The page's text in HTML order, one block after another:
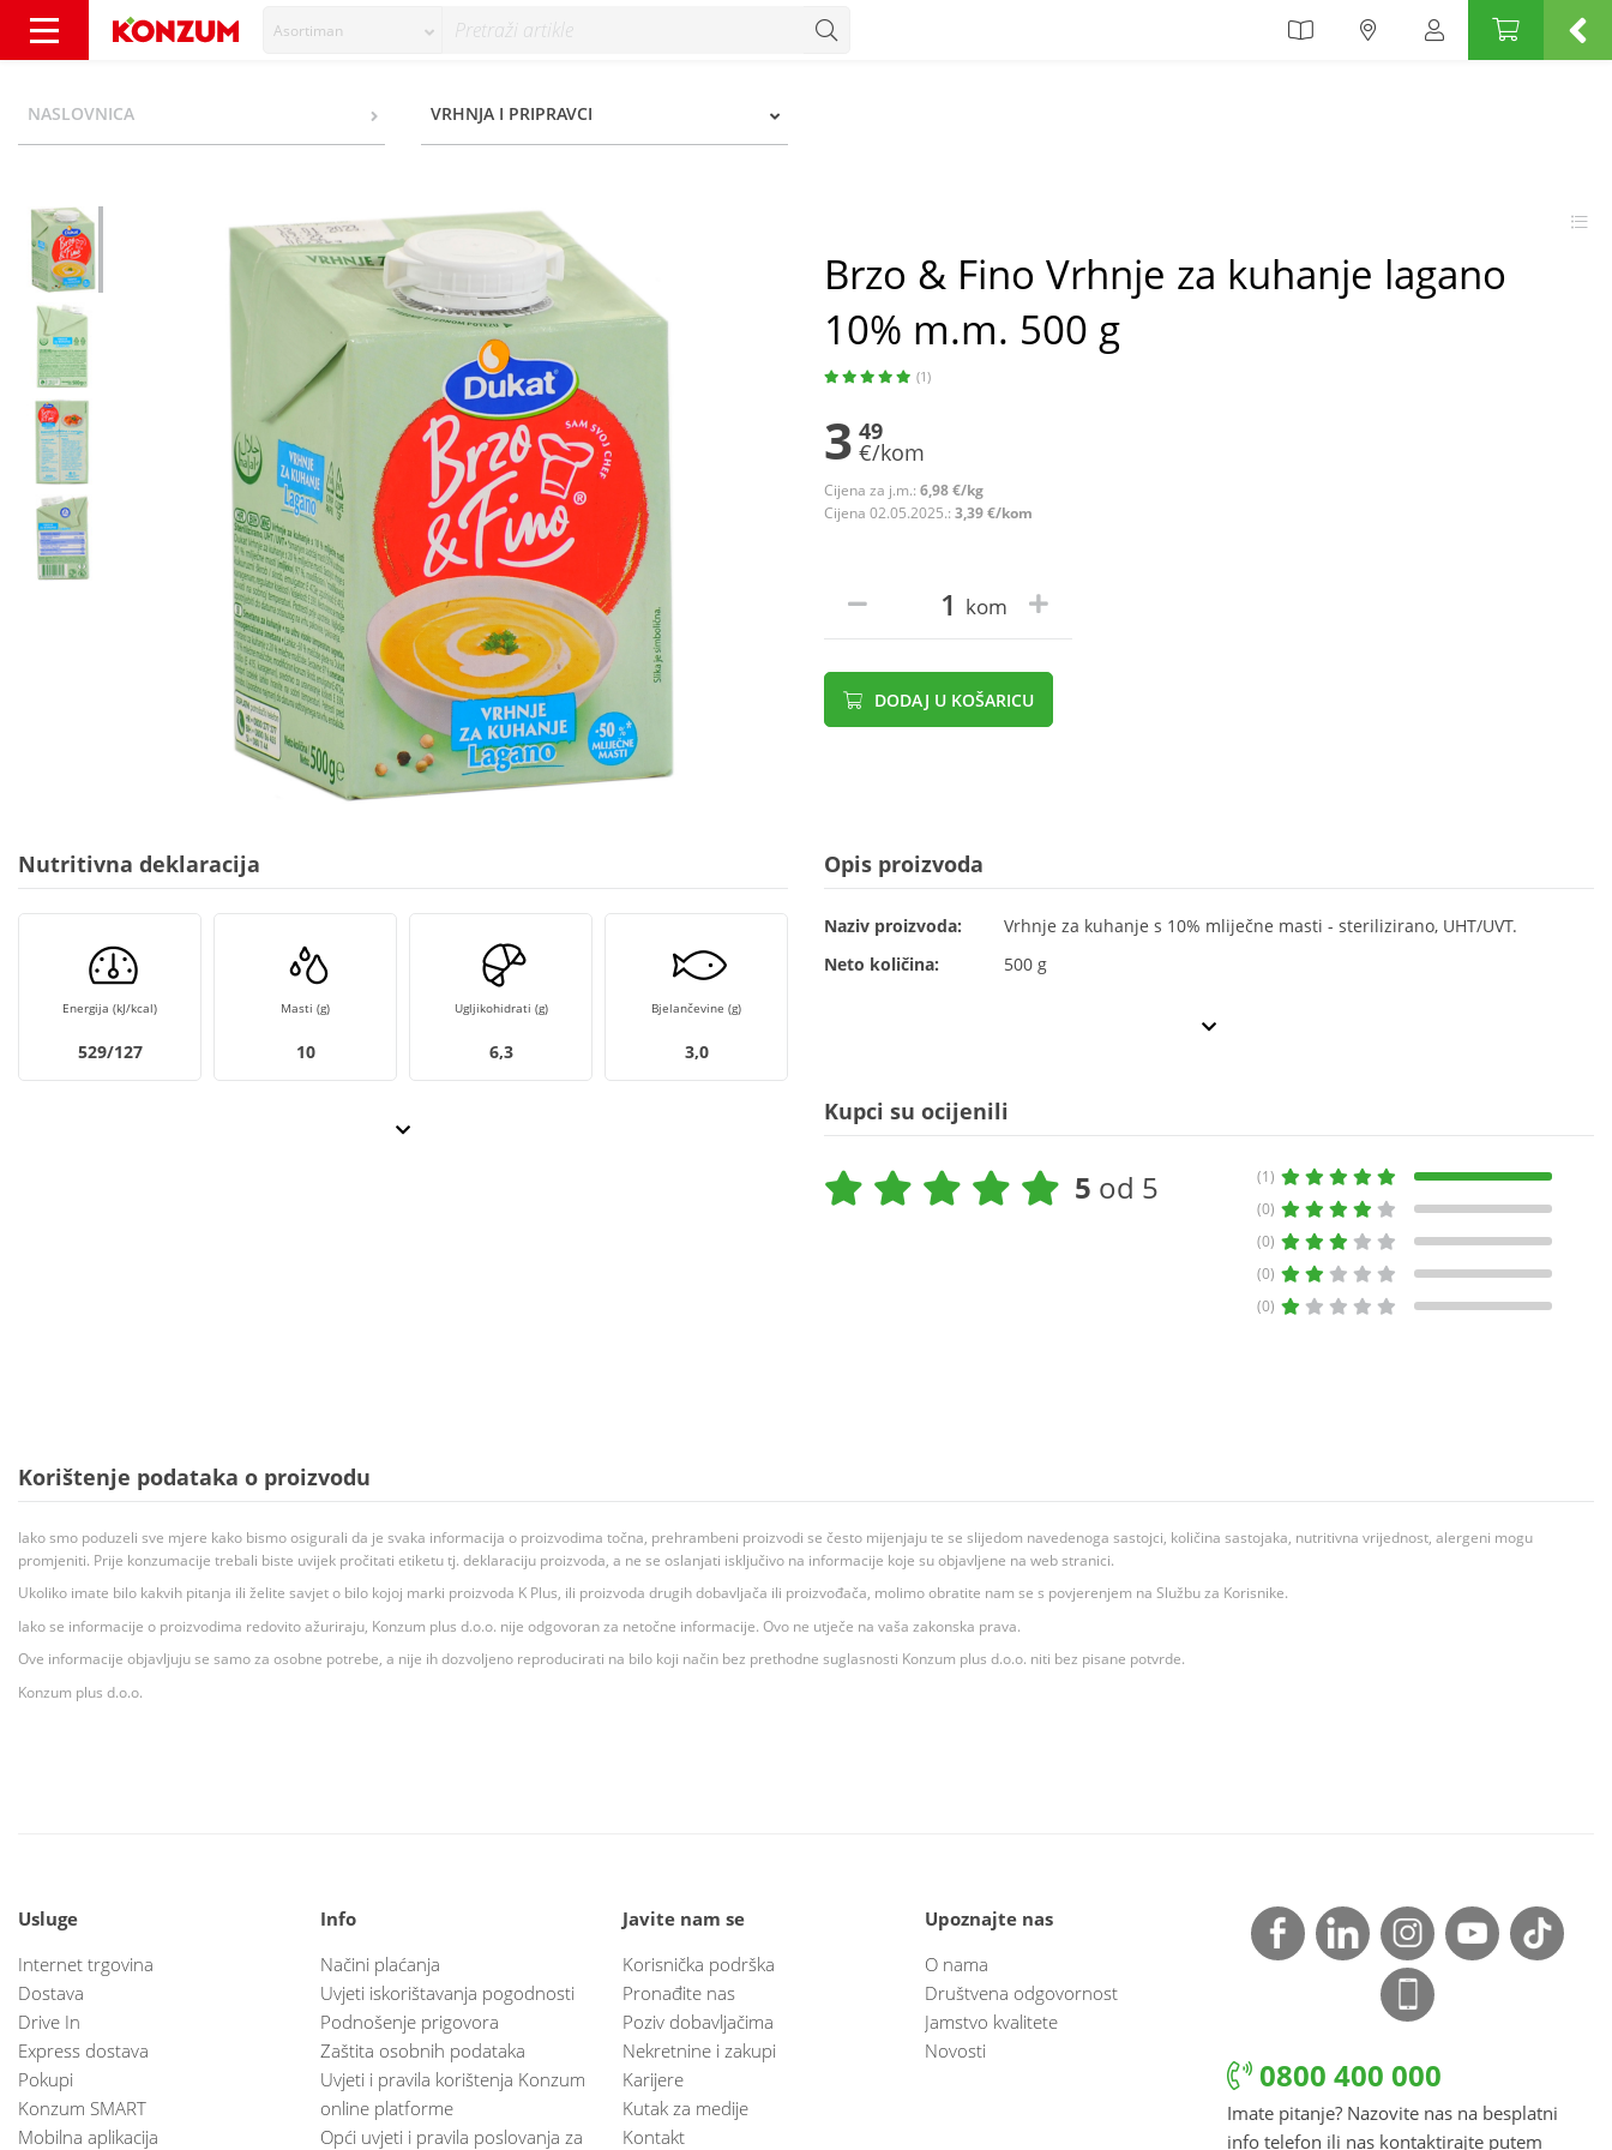
Asortiman
NASLOVNICA VRHNJA I PRIPRAVCI
Brzo & Fino Vrhnje za kuhanje lagano
10% m.m. 500 g
(1)
3 49
€/kom
Cijena za j.m.: 6,98 €/kg
Cijena 02.05.2025.: 3,39 €/kom
kom
DODAJ U KOŠARICU
Nutritivna deklaracija
Energija (kJ/kcal)
529/127
Masti (g)
10
Ugljikohidrati (g)
6,3
Bjelančevine (g)
3,0
Opis proizvoda
Naziv proizvoda:
Vrhnje za kuhanje s 10% mliječne masti - sterilizirano, UHT/UVT.
Neto količina:
500 g
Kupci su ocijenili
5 od 5
(1)
(0)
(0)
(0)
(0)
Korištenje podataka o proizvodu
Iako smo poduzeli sve mjere kako bismo osigurali da je svaka informacija o proizvodima točna, prehrambeni proizvodi se često mijenjaju te se slijedom navedenoga sastojci, količina sastojaka, nutritivna vrijednost, alergeni mogu
promjeniti. Prije konzumacije trebali biste uvijek pročitati etiketu tj. deklaraciju proizvoda, a ne se oslanjati isključivo na informacije koje su objavljene na web stranici.
Ukoliko imate bilo kakvih pitanja ili želite savjet o bilo kojoj marki proizvoda K Plus, ili proizvoda drugih dobavljača ili proizvođača, molimo obratite nam se s povjerenjem na Službu za Korisnike.
Iako se informacije o proizvodima redovito ažuriraju, Konzum plus d.o.o. nije odgovoran za netočne informacije. Ovo ne utječe na vaša zakonska prava.
Ove informacije objavljuju se samo za osobne potrebe, a nije ih dozvoljeno reproducirati na bilo koji način bez prethodne suglasnosti Konzum plus d.o.o. niti bez pisane potvrde.
Konzum plus d.o.o.
Usluge
Internet trgovina
Dostava
Drive In
Express dostava
Pokupi
Konzum SMART
Mobilna aplikacija
Info
Načini plaćanja
Uvjeti iskorištavanja pogodnosti
Podnošenje prigovora
Zaštita osobnih podataka
Uvjeti i pravila korištenja Konzum
online platforme
Opći uvjeti i pravila poslovanja za
Javite nam se
Korisnička podrška
Pronađite nas
Poziv dobavljačima
Nekretnine i zakupi
Karijere
Kutak za medije
Kontakt
Upoznajte nas
O nama
Društvena odgovornost
Jamstvo kvalitete
Novosti
0800 400 000
Imate pitanje? Nazovite nas na besplatni
info telefon ili nas kontaktirajte putem